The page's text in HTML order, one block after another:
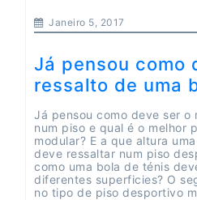
Janeiro 5, 2017
Já pensou como
ressalto de uma
Já pensou como deve ser o
num piso e qual é o melhor
modular? E a que altura
deve ressaltar num piso
como uma bola de ténis
diferentes superficies? O
no tipo de piso desportivo